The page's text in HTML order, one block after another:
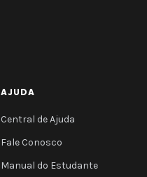
AJUDA
Central de Ajuda
Fale Conosco
Manual do Estudante